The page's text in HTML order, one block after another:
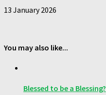
13 January 2026
You may also like...
Blessed to be a Blessing?